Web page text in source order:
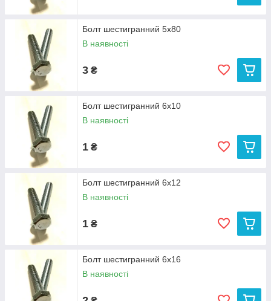
Болт шестигранний 5х80
В наявності
3 ₴
Болт шестигранний 6х10
В наявності
1 ₴
Болт шестигранний 6х12
В наявності
1 ₴
Болт шестигранний 6х16
В наявності